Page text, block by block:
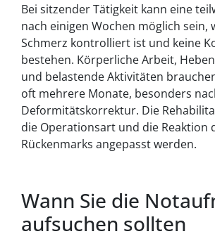
Bei sitzender Tätigkeit kann eine
nach einigen Wochen möglich sein,
Schmerz kontrolliert ist und keine
bestehen. Körperliche Arbeit,
und belastende Aktivitäten
oft mehrere Monate, besonders
Deformitätskorrektur. Die
die Operationsart und die Reaktion
Rückenmarks angepasst werden.
Wann Sie die
aufsuchen sollten